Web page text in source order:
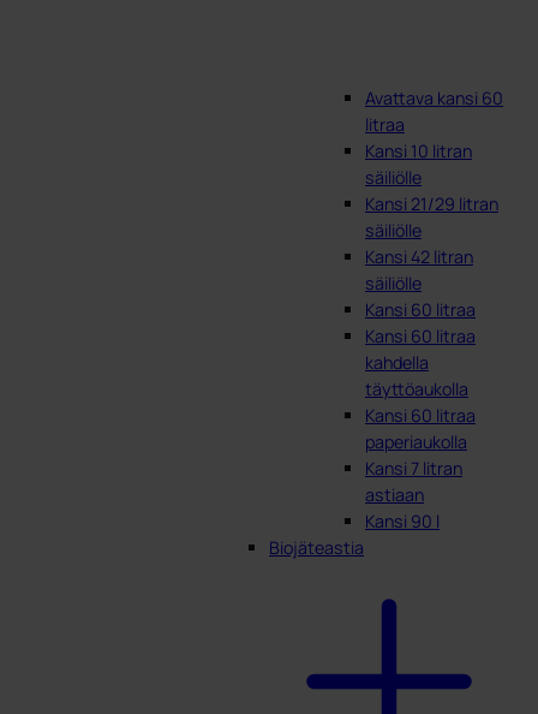
Avattava kansi 60
litraa
Kansi 10 litran
säiliölle
Kansi 21/29 litran
säiliölle
Kansi 42 litran
säiliölle
Kansi 60 litraa
Kansi 60 litraa
kahdella
täyttöaukolla
Kansi 60 litraa
paperiaukolla
Kansi 7 litran
astiaan
Kansi 90 l
Biojäteastia